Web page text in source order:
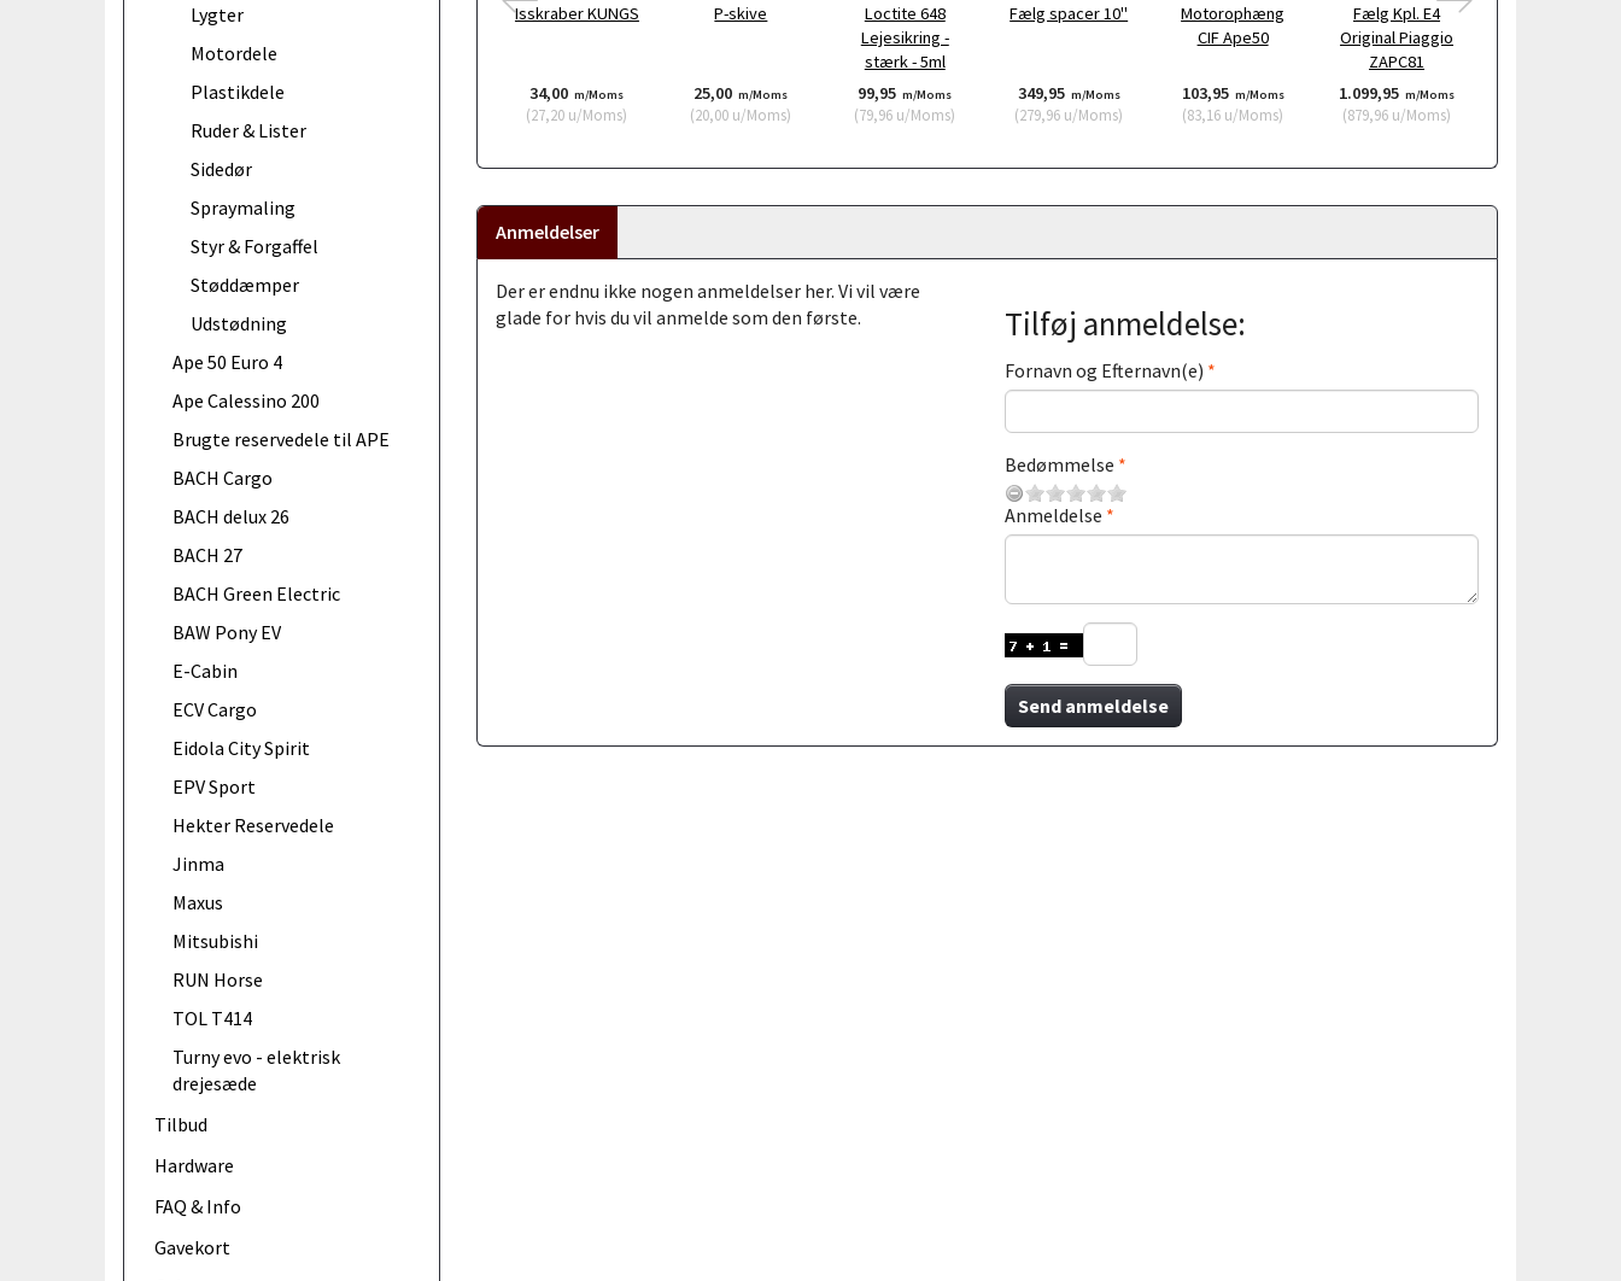
Lygter
Motordele
Plastikdele
Ruder & Lister
Sidedør
Spraymaling
Styr & Forgaffel
Støddæmper
Udstødning
Ape 50 Euro 4
Ape Calessino 200
Brugte reservedele til APE
BACH Cargo
BACH delux 26
BACH 27
BACH Green Electric
BAW Pony EV
E-Cabin
ECV Cargo
Eidola City Spirit
EPV Sport
Hekter Reservedele
Jinma
Maxus
Mitsubishi
RUN Horse
TOL T414
Turny evo - elektrisk
drejesæde
Tilbud
Hardware
FAQ & Info
Gavekort
Isskraber KUNGS
34,00 m/Moms
(27,20 u/Moms)
P-skive
25,00 m/Moms
(20,00 u/Moms)
Loctite 648
Lejesikring -
stærk - 5ml
99,95 m/Moms
(79,96 u/Moms)
Fælg spacer 10"
349,95 m/Moms
(279,96 u/Moms)
Motorophæng
CIF Ape50
103,95 m/Moms
(83,16 u/Moms)
Fælg Kpl. E4
Original Piaggio
ZAPC81
1.099,95 m/Moms
(879,96u/Moms)
Anmeldelser
Der er endnu ikke nogen anmeldelser her. Vi vil være
glade for hvis du vil anmelde som den første.
Tilføj anmeldelse:
Fornavn og Efternavn(e)
Bedømmelse
Anmeldelse
Send anmeldelse